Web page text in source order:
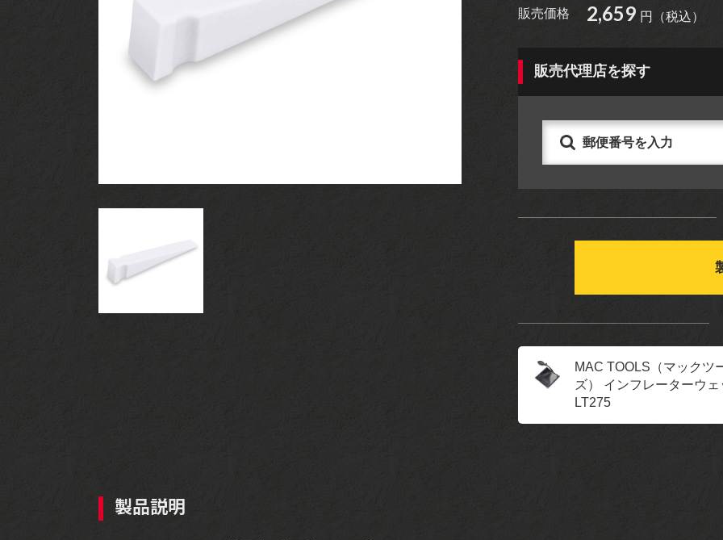
ツールセット
販売価格 2,659 円（税込）
販売代理店を探す
MAC TOOLS（マックツ
ズ） インフレーターウェ
LT275
製品説明